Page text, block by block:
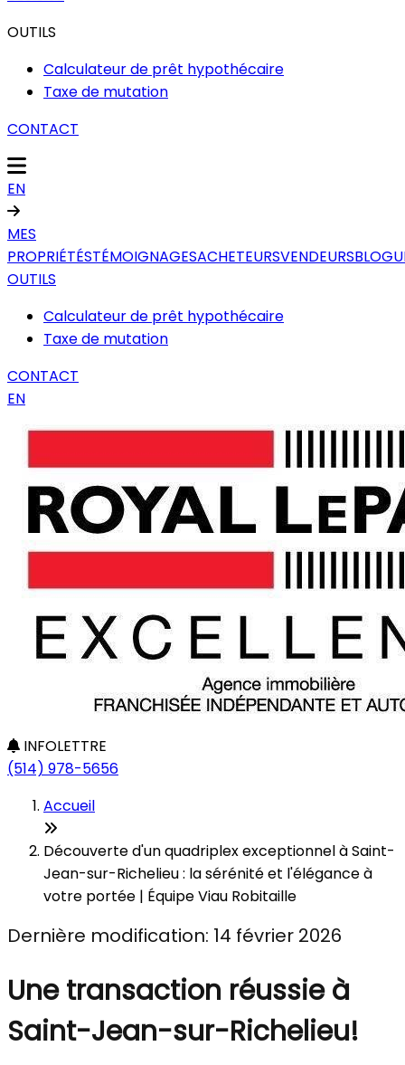
OUTILS
Calculateur de prêt hypothécaire
Taxe de mutation
CONTACT
EN
MES
PROPRIÉTÉSTÉMOIGNAGESACHETEURSVENDEURS
OUTILS
Calculateur de prêt hypothécaire
Taxe de mutation
CONTACT
EN
INFOLETTRE
(514) 978-5656
Accueil
Découverte d'un quadriplex exceptionnel à Saint-
Jean-sur-Richelieu : la sérénité et l'élégance à
votre portée | Équipe Viau Robitaille
Dernière modification: 14 février 2026
Une transaction réussie à
Saint-Jean-sur-Richelieu!